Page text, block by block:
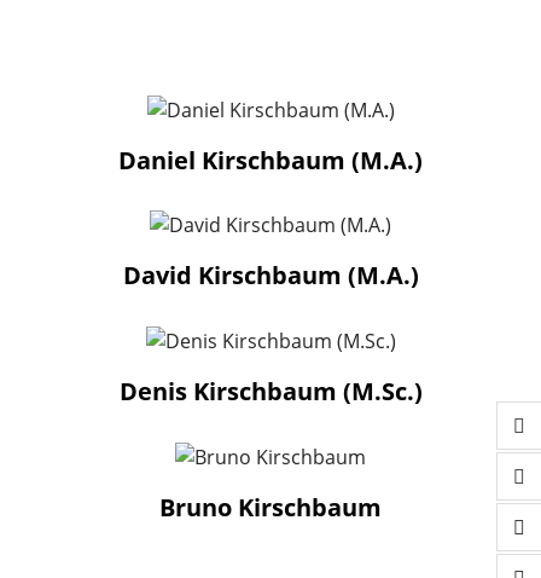
Daniel Kirschbaum (M.A.)
David Kirschbaum (M.A.)
Denis Kirschbaum (M.Sc.)
Bruno Kirschbaum